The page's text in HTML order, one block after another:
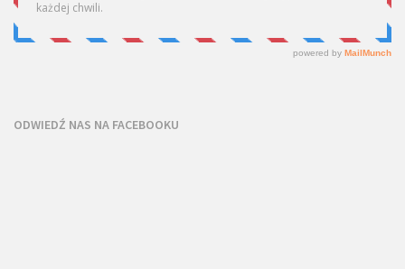
ODWIEDŹ NAS NA FACEBOOKU